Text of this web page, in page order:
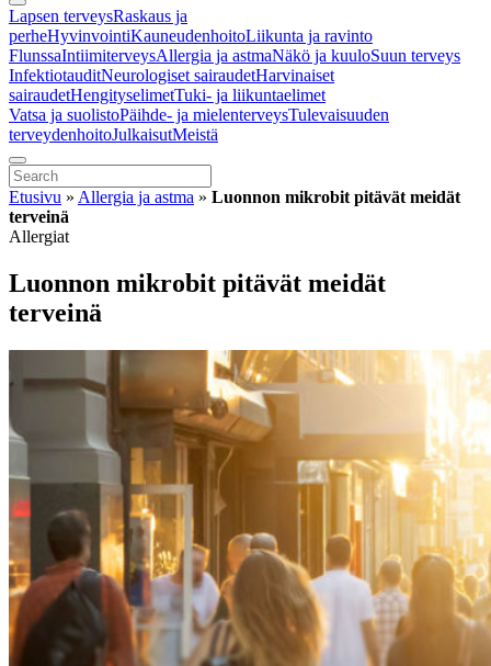
Lapsen terveysRaskaus ja
perheHyvinvointiKauneudenhoitoLiikunta ja ravinto
FlunssaIntiimiterveysAllergia ja astmaNäkö ja kuuloSuun terveys
InfektiotauditNeurologiset sairaudetHarvinaiset
sairaudetHengityselimetTuki- ja liikuntaelimet
Vatsa ja suolistoPäihde- ja mielenterveysTulevaisuuden
terveydenhoitoJulkaisutMeistä
Etusivu » Allergia ja astma » Luonnon mikrobit pitävät meidät
terveinä
Allergiat
Luonnon mikrobit pitävät meidät
terveinä